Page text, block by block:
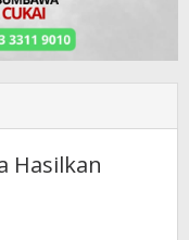
Hasilkan